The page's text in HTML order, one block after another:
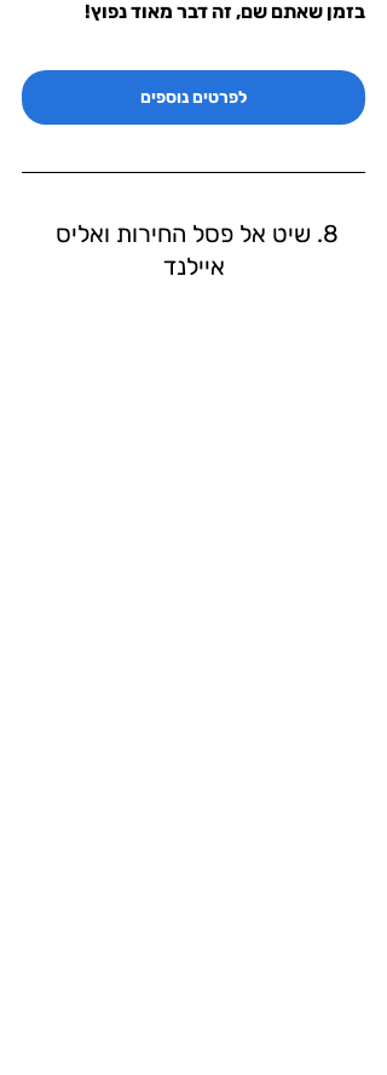
בזמן שאתם שם, זה דבר מאוד נפוץ!
לפרטים נוספים
8. שיט אל פסל החירות ואליס
איילנד